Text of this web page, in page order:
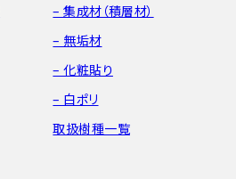
– 集成材（積層材）
– 無垢材
– 化粧貼り
– 白ポリ
取扱樹種一覧